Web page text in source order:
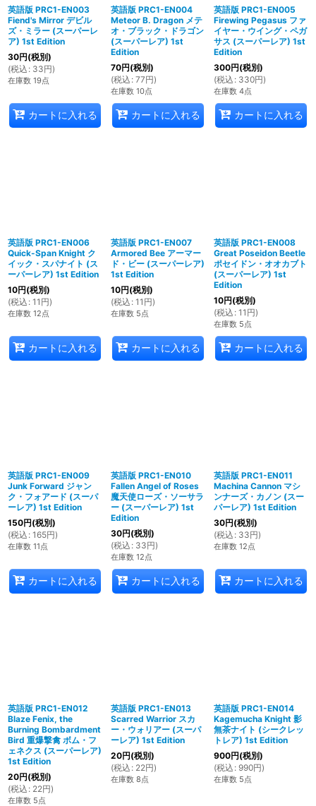
英語版 PRC1-EN003
Fiend's Mirror デビル
ズ・ミラー (スーパーレ
ア) 1st Edition
30円(税別)
(税込 : 33円)
在庫数 19点
カートに入れる
英語版 PRC1-EN004
Meteor B. Dragon メテ
オ・ブラック・ドラゴン
(スーパーレア) 1st
Edition
70円(税別)
(税込 : 77円)
在庫数 10点
カートに入れる
英語版 PRC1-EN005
Firewing Pegasus ファ
イヤー・ウイング・ペガ
サス (スーパーレア) 1st
Edition
300円(税別)
(税込 : 330円)
在庫数 4点
カートに入れる
英語版 PRC1-EN006
Quick-Span Knight ク
イック・スパナイト (ス
ーパーレア) 1st Edition
10円(税別)
(税込 : 11 円)
在庫数 12点
カートに入れる
英語版 PRC1-EN007
Armored Bee アーマー
ド・ビー (スーパーレア)
1st Edition
10円(税別)
(税込 : 11 円)
在庫数 5点
カートに入れる
英語版 PRC1-EN008
Great Poseidon Beetle
ポセイドン・オオカブト
(スーパーレア) 1st
Edition
10円(税別)
(税込 : 11 円)
在庫数 5点
カートに入れる
英語版 PRC1-EN009
Junk Forward ジャン
ク・フォアード (スーパ
ーレア) 1st Edition
150円(税別)
(税込 : 165円)
在庫数 11点
カートに入れる
英語版 PRC1-EN010
Fallen Angel of Roses
魔天使ローズ・ソーサラ
ー (スーパーレア) 1st
Edition
30円(税別)
(税込 : 33円)
在庫数 12点
カートに入れる
英語版 PRC1-EN011
Machina Cannon マシ
ンナーズ・カノン (スー
パーレア) 1st Edition
30円(税別)
(税込 : 33円)
在庫数 12点
カートに入れる
英語版 PRC1-EN012
Blaze Fenix, the
Burning Bombardment
Bird 重爆撃禽 ボム・フ
ェネクス (スーパーレア)
1st Edition
20円(税別)
(税込 : 22円)
在庫数 5点
英語版 PRC1-EN013
Scarred Warrior スカ
ー・ウォリアー (スーパ
ーレア) 1st Edition
20円(税別)
(税込 : 22円)
在庫数 8点
英語版 PRC1-EN014
Kagemucha Knight 影
無茶ナイト (シークレッ
トレア) 1st Edition
900円(税別)
(税込 : 990円)
在庫数 5点